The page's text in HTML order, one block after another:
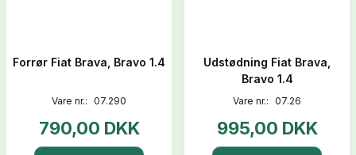
Forrør Fiat Brava, Bravo 1.4
Vare nr.: 07.290
790,00 DKK
Udstødning Fiat Brava,
Bravo 1.4
Vare nr.: 07.26
995,00 DKK